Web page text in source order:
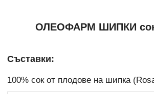
ОЛЕОФАРМ ШИПКИ
Съставки:
100% сок от плодове на шипка